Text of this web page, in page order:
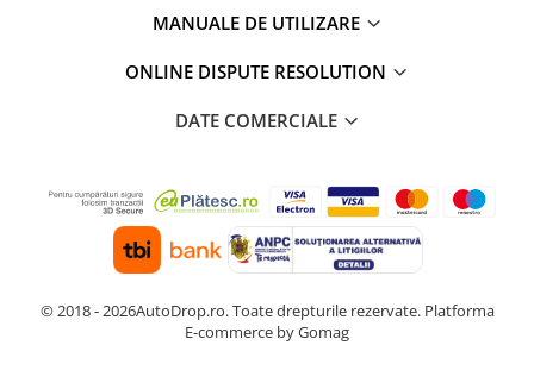
MANUALE DE UTILIZARE
ONLINE DISPUTE RESOLUTION
DATE COMERCIALE
© 2018 - 2026AutoDrop.ro. Toate drepturile rezervate. Platforma
E-commerce by Gomag